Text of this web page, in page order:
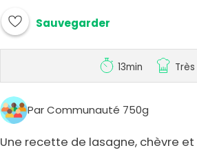
Sauvegarder
13min
Par Communauté 750g
Une recette de lasagne, chèvre